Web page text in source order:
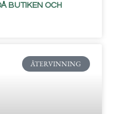
BUTIKEN OCH
ÅTERVINNING